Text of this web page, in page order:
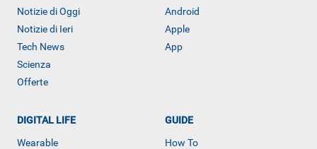
Notizie di Oggi
Notizie di Ieri
Tech News
Scienza
Offerte
Android
Apple
App
DIGITAL LIFE
Wearable
GUIDE
How To